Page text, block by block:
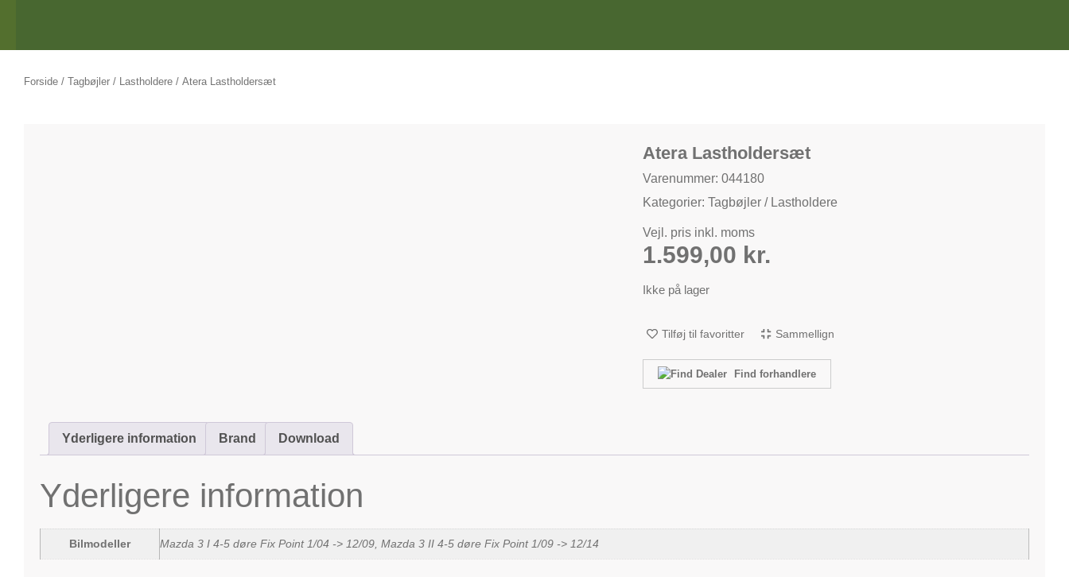
Forside / Tagbøjler / Lastholdere / Atera Lastholdersæt
Atera Lastholdersæt
Varenummer: 044180
Kategorier:Tagbøjler / Lastholdere
Vejl. pris inkl. moms
1.599,00 kr.
Ikke på lager
Tilføj til favoritter Sammellign
Find forhandlere
Yderligere information Brand Download
Yderligere information
Bilmodeller Mazda 3 I 4-5 døre Fix Point 1/04 -> 12/09, Mazda 3 II 4-5 døre Fix Point 1/09 -> 12/14